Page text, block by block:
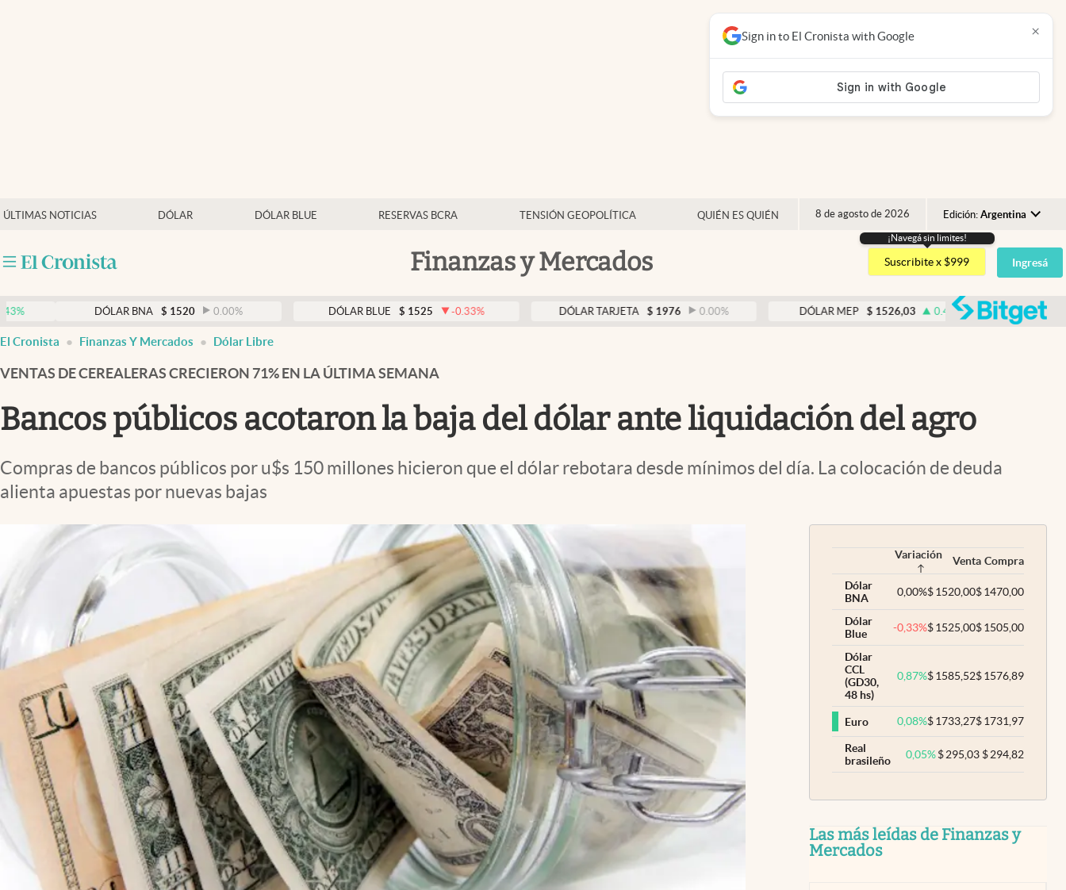
ÚLTIMAS NOTICIAS DÓLAR DÓLAR BLUE RESERVAS BCRA TENSIÓN GEOPOLÍTICA QUIÉN ES QUIÉN 8 de agosto de 2026 Edición: Argentina
Argentina
España
USA
Finanzas y Mercados
Mercados Online
Clima
Eventos Corporativos
abre en nueva pestaña
¡Navegá sin limites!
Suscribite x $999 Ingresá
DÓLAR BNA $ 1520 0.00% DÓLAR BLUE $ 1525 -0.33% DÓLAR TARJETA $ 1976 0.00% DÓLAR MEP $ 1526,03 0.43%
Sign in to El Cronista with Google ×
El Cronista Finanzas Y Mercados Dólar Libre
VENTAS DE CEREALERAS CRECIERON 71% EN LA ÚLTIMA SEMANA
Bancos públicos acotaron la baja del dólar ante liquidación del agro
Compras de bancos públicos por u$s 150 millones hicieron que el dólar rebotara desde mínimos del día. La colocación de deuda
alienta apuestas por nuevas bajas
Variación Venta Compra
Dólar
BNA
0,00%$1520,00$1470,00
Dólar
Blue
-0,33%$1525,00$1505,00
Dólar
CCL
(GD30,
48 hs)
0,87%$1585,52$1576,89
Euro 0,08%$1733,27$1731,97
Real
brasileño
0,05% $295,03 $294,82
Las más leídas de Finanzas y
Mercados